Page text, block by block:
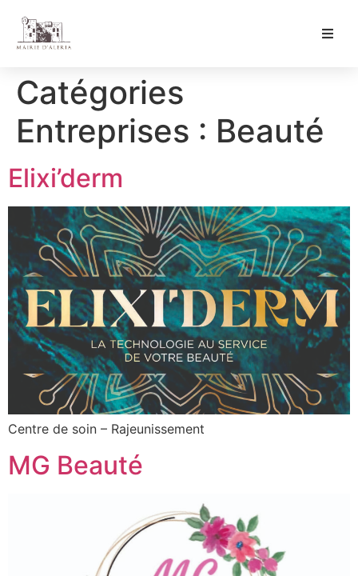
Catégories
Entreprises : Beauté
Elixi’derm
Centre de soin – Rajeunissement
MG Beauté